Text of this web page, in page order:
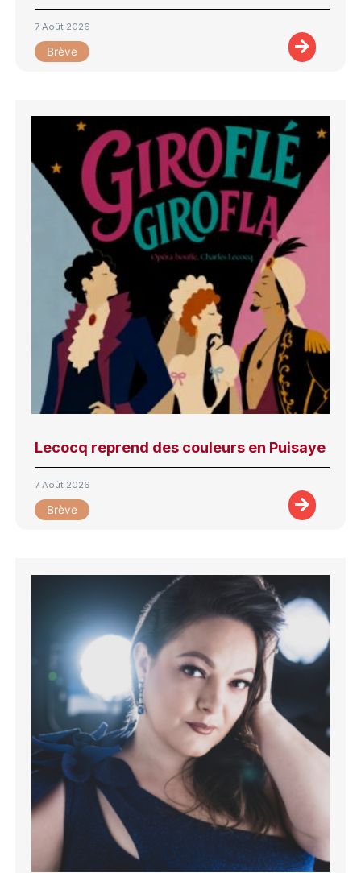
7 Août 2026
Brève
Lecocq reprend des couleurs en Puisaye
7 Août 2026
Brève